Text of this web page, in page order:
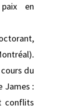
en
du
James :
conflits